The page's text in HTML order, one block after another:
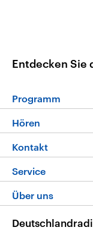
Entdecken Sie
Programm
Programm
Die
Neue
Hören
Livestream
Podcasts
Kontakt
Service
FAQ
Über uns